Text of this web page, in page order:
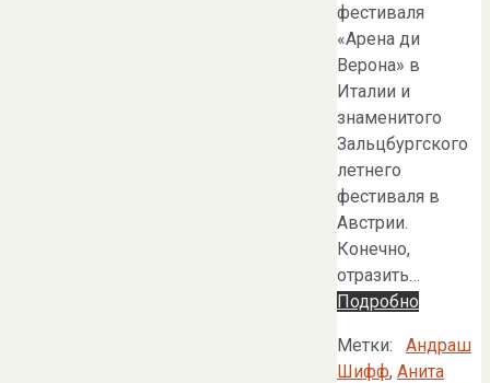
фестиваля
«Арена ди
Верона» в
Италии и
знаменитого
Зальцбургского
летнего
фестиваля в
Австрии.
Конечно,
отразить…
Подробно
Метки:
Андраш
Шифф, Анита